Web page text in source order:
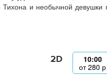
Тихона и необычной
2D
10:00
от280 р